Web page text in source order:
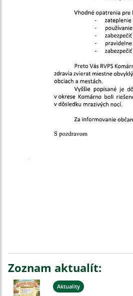
Zoznam aktualít:
Aktuality